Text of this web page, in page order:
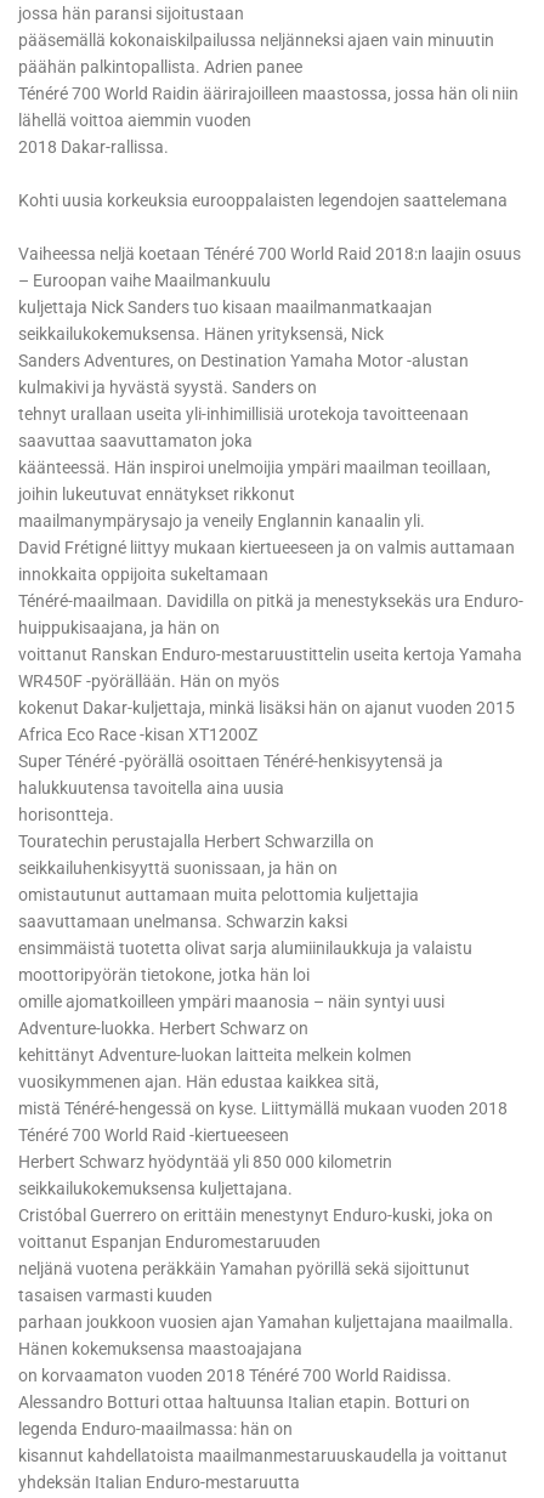
jossa hän paransi sijoitustaan
pääsemällä kokonaiskilpailussa neljänneksi ajaen vain minuutin
päähän palkintopallista. Adrien panee
Ténéré 700 World Raidin äärirajoilleen maastossa, jossa hän oli niin
lähellä voittoa aiemmin vuoden
2018 Dakar-rallissa.
Kohti uusia korkeuksia eurooppalaisten legendojen saattelemana
Vaiheessa neljä koetaan Ténéré 700 World Raid 2018:n laajin osuus
– Euroopan vaihe Maailmankuulu
kuljettaja Nick Sanders tuo kisaan maailmanmatkaajan
seikkailukokemuksensa. Hänen yrityksensä, Nick
Sanders Adventures, on Destination Yamaha Motor -alustan
kulmakivi ja hyvästä syystä. Sanders on
tehnyt urallaan useita yli-inhimillisiä urotekoja tavoitteenaan
saavuttaa saavuttamaton joka
käänteessä. Hän inspiroi unelmoijia ympäri maailman teoillaan,
joihin lukeutuvat ennätykset rikkonut
maailmanympärysajo ja veneily Englannin kanaalin yli.
David Frétigné liittyy mukaan kiertueeseen ja on valmis auttamaan
innokkaita oppijoita sukeltamaan
Ténéré-maailmaan. Davidilla on pitkä ja menestyksekäs ura Enduro-
huippukisaajana, ja hän on
voittanut Ranskan Enduro-mestaruustittelin useita kertoja Yamaha
WR450F -pyörällään. Hän on myös
kokenut Dakar-kuljettaja, minkä lisäksi hän on ajanut vuoden 2015
Africa Eco Race -kisan XT1200Z
Super Ténéré -pyörällä osoittaen Ténéré-henkisyytensä ja
halukkuutensa tavoitella aina uusia
horisontteja.
Touratechin perustajalla Herbert Schwarzilla on
seikkailuhenkisyyttä suonissaan, ja hän on
omistautunut auttamaan muita pelottomia kuljettajia
saavuttamaan unelmansa. Schwarzin kaksi
ensimmäistä tuotetta olivat sarja alumiinilaukkuja ja valaistu
moottoripyörän tietokone, jotka hän loi
omille ajomatkoilleen ympäri maanosia – näin syntyi uusi
Adventure-luokka. Herbert Schwarz on
kehittänyt Adventure-luokan laitteita melkein kolmen
vuosikymmenen ajan. Hän edustaa kaikkea sitä,
mistä Ténéré-hengessä on kyse. Liittymällä mukaan vuoden 2018
Ténéré 700 World Raid -kiertueeseen
Herbert Schwarz hyödyntää yli 850 000 kilometrin
seikkailukokemuksensa kuljettajana.
Cristóbal Guerrero on erittäin menestynyt Enduro-kuski, joka on
voittanut Espanjan Enduromestaruuden
neljänä vuotena peräkkäin Yamahan pyörillä sekä sijoittunut
tasaisen varmasti kuuden
parhaan joukkoon vuosien ajan Yamahan kuljettajana maailmalla.
Hänen kokemuksensa maastoajajana
on korvaamaton vuoden 2018 Ténéré 700 World Raidissa.
Alessandro Botturi ottaa haltuunsa Italian etapin. Botturi on
legenda Enduro-maailmassa: hän on
kisannut kahdellatoista maailmanmestaruuskaudella ja voittanut
yhdeksän Italian Enduro-mestaruutta